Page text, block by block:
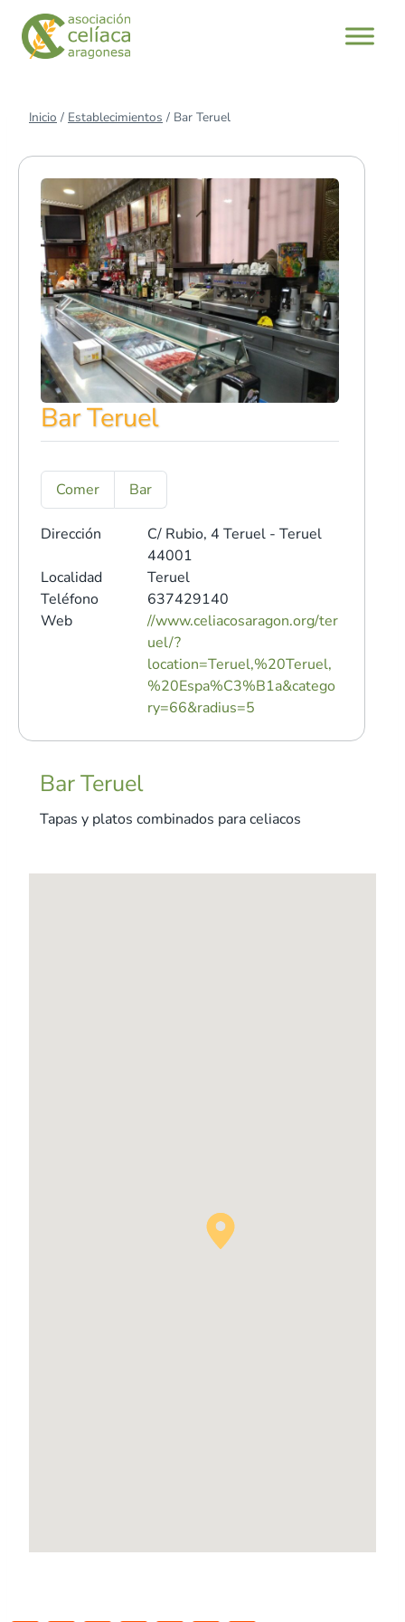
Saltar
contenido
Inicio / Establecimientos / Bar Teruel
Bar Teruel
Comer Bar
Dirección C/ Rubio, 4 Teruel - Teruel
44001
Localidad
Teruel
Teléfono
637429140
Web
//www.celiacosaragon.org/ter
uel/?
location=Teruel,%20Teruel,
%20Espa%C3%B1a&catego
ry=66&radius=5
Bar Teruel
Tapas y platos combinados para celiacos